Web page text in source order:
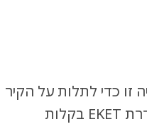
כדי לתלות על הקיר
את פתרון האחסון שלכם מסדרת EKET בקלות